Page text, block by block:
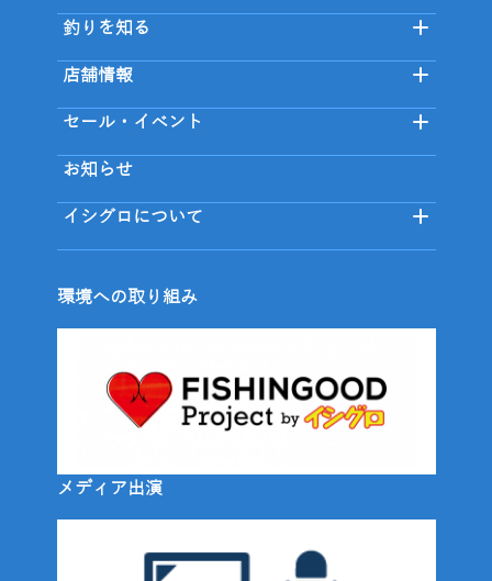
釣りを知る
店舗情報
セール・イベント
お知らせ
イシグロについて
環境への取り組み
メディア出演